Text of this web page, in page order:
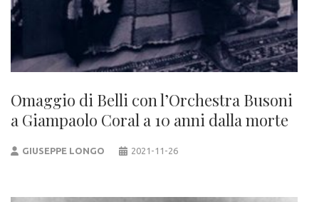
Omaggio di Belli con l’Orchestra Busoni
a Giampaolo Coral a 10 anni dalla morte
GIUSEPPE LONGO 2021-11-26